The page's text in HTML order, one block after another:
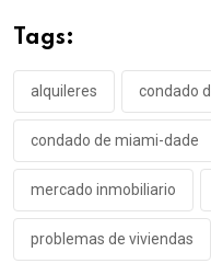
Tags:
alquileres condado
condado de miami-dade
mercado inmobiliario
problemas de viviendas